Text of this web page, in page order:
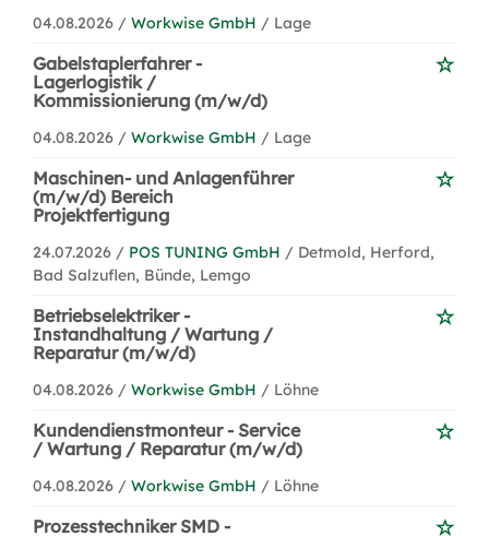
04.08.2026 / Workwise GmbH / Lage
Gabelstaplerfahrer -
Lagerlogistik /
Kommissionierung (m/w/d)
04.08.2026 / Workwise GmbH / Lage
Maschinen- und Anlagenführer
(m/w/d) Bereich
Projektfertigung
24.07.2026 / POS TUNING GmbH / Detmold, Herford,
Bad Salzuflen, Bünde, Lemgo
Betriebselektriker -
Instandhaltung / Wartung /
Reparatur (m/w/d)
04.08.2026 / Workwise GmbH / Löhne
Kundendienstmonteur - Service
/ Wartung / Reparatur (m/w/d)
04.08.2026 / Workwise GmbH / Löhne
Prozesstechniker SMD -